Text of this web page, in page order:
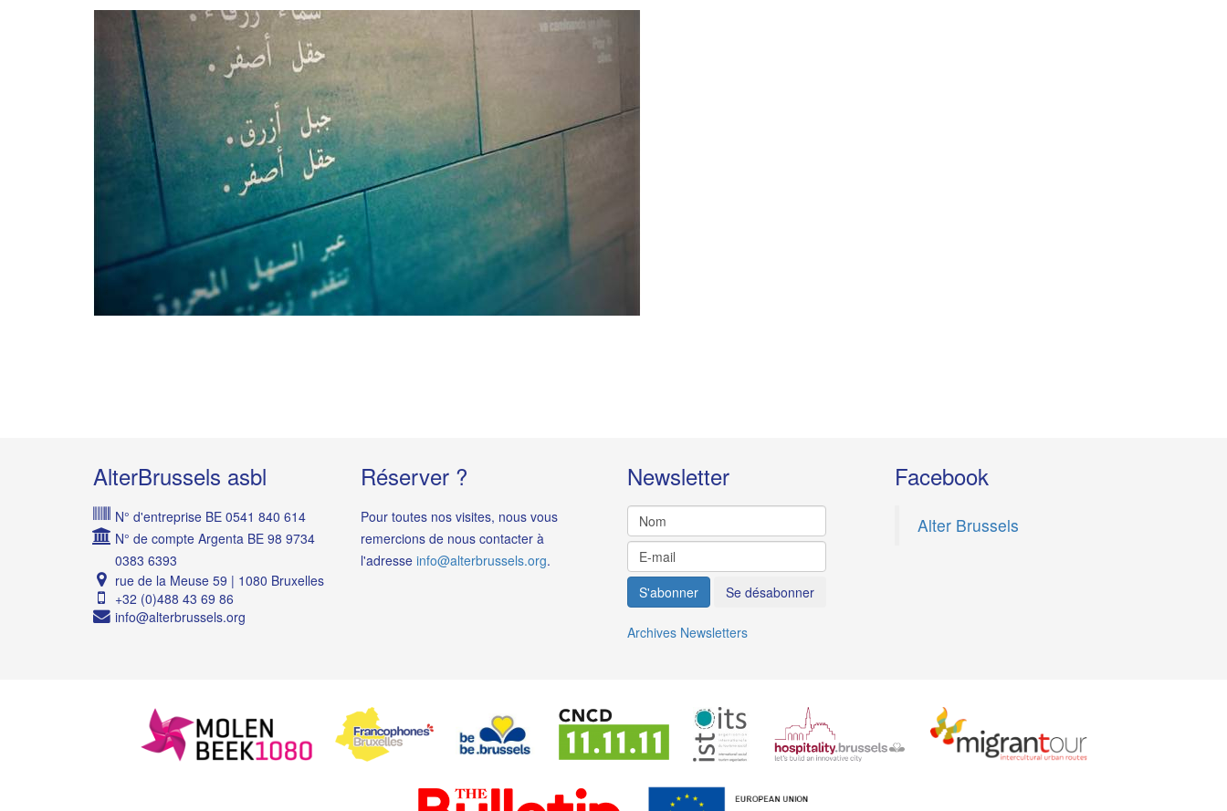
AlterBrussels asbl
N° d'entreprise BE 0541 840 614
N° de compte Argenta BE 98 9734
0383 6393
rue de la Meuse 59 | 1080 Bruxelles
+32 (0)488 43 69 86
Réserver ?
Pour toutes nos visites, nous vous
remercions de nous contacter à
l'adresse i .
Newsletter
Archives Newsletters
Facebook
Alter Brussels